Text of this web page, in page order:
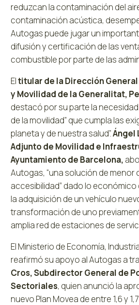
reduzcan la contaminación del
contaminación acústica,
Autogas puede jugar un
difusión y certificación de las
combustible por parte de las
Eltitular de la Dirección
y Movilidad de la Generalitat,
destacó por su parte la necesidad
de la movilidad” que cumpla las
planeta y de nuestra salud”.Ángel
Adjunto de Movilidad e
Ayuntamiento de Barcelona,
Autogas, “una solución de menor
accesibilidad” dado lo económico
la adquisición de un vehículo
transformación de uno
amplia red de estaciones de
El Ministerio de Economía,
reafirmó su apoyo al Autogas a
Cros, Subdirector General de
Sectoriales, quien anunció la
nuevo Plan Movea de entre 1,6 y